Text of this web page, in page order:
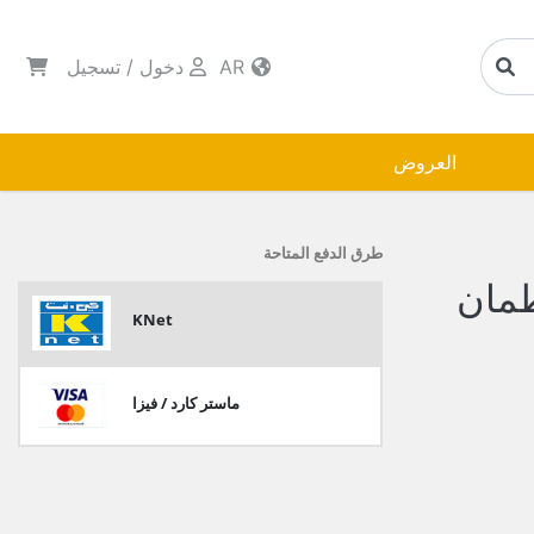
دخول / تسجيل
العروض
6 برطمان
طرق الدفع المتاحة
KNet
ماستر كارد / فيزا